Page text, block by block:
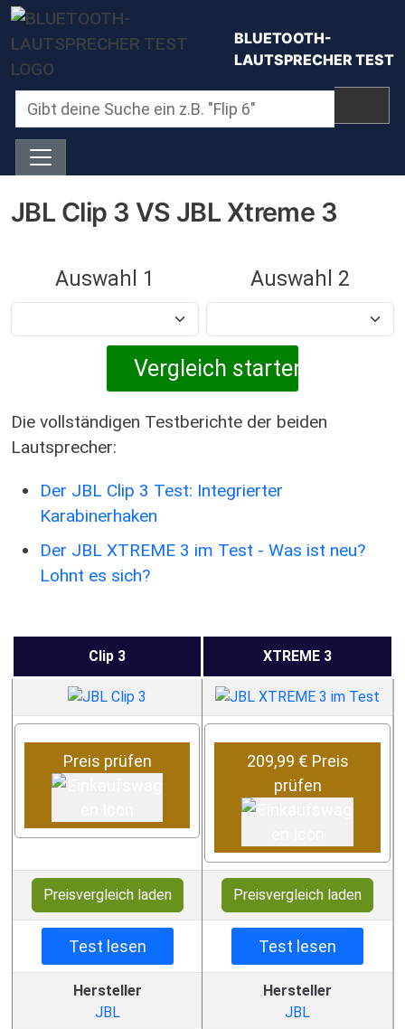
Direkt zum Inhalt
BLUETOOTH-
LAUTSPRECHER TEST
JBL Clip 3 VS JBL Xtreme 3
Auswahl 1 Auswahl 2
Die vollständigen Testberichte der beiden
Lautsprecher:
Der JBL Clip 3 Test: Integrierter
Karabinerhaken
Der JBL XTREME 3 im Test - Was ist neu?
Lohnt es sich?
Clip 3 XTREME 3
Preis prüfen
209,99 € Preis
prüfen
Preisvergleich laden Preisvergleich laden
Test lesen Test lesen
Hersteller
JBL
Hersteller
JBL